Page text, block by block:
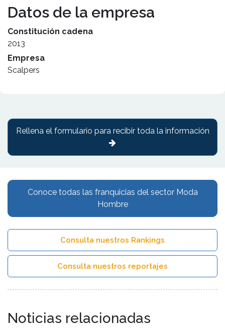
Datos de la empresa
Constitución cadena
2013
Empresa
Scalpers
Conoce todas las franquicias del sector Moda
Hombre
Consulta nuestros Rankings
Consulta nuestros reportajes
Noticias relacionadas